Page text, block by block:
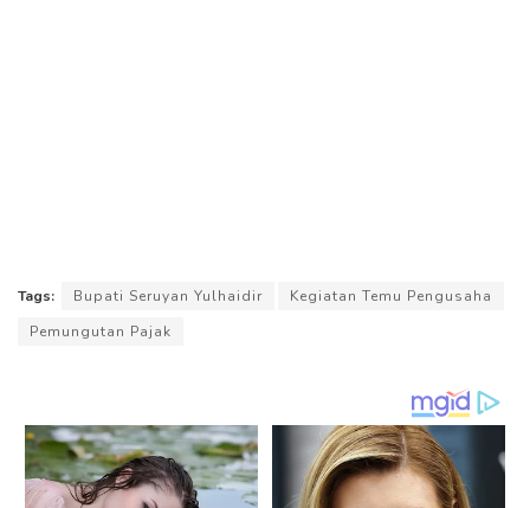
Tags: Bupati Seruyan Yulhaidir
Kegiatan Temu Pengusaha
Pemungutan Pajak